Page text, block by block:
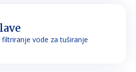
filtriranje vode za tuširanje